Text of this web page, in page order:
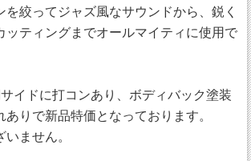
を絞ってジャズ風なサウンドから、鋭く
ッティングまでオールマイティに使用で
イドに打コンあり、ボディバック塗装
ありで新品特価となっております。
ません。